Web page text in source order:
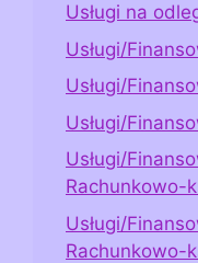
Usługi na
Usługi/
Usługi/
Usługi/
Usługi/
Rachunkowo-
Usługi/
Rachunkowo-